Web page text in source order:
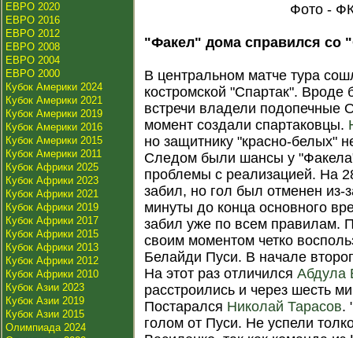
ЕВРО 2020
ЕВРО 2016
ЕВРО 2012
ЕВРО 2008
ЕВРО 2004
ЕВРО 2000
Кубок Америки 2024
Кубок Америки 2021
Кубок Америки 2019
Кубок Америки 2016
Кубок Америки 2015
Кубок Америки 2011
Кубок Африки 2025
Кубок Африки 2023
Кубок Африки 2021
Кубок Африки 2019
Кубок Африки 2017
Кубок Африки 2015
Кубок Африки 2013
Кубок Африки 2012
Кубок Африки 2010
Кубок Азии 2023
Кубок Азии 2019
Кубок Азии 2015
Олимпиада 2024
Фото -
"Факел" дома справился со
В центральном матче тура
костромской "Спартак".
встречи владели подопечные
момент создали спартаковцы.
но защитнику "красно-белых"
Следом были шансы у
проблемы с реализацией. На
забил, но гол был отменен из-
минуты до конца основного
забил уже по всем правилам.
своим моментом четко
Белайди Пуси. В начале
На этот раз отличилсяАбдула
расстроились и через шесть
Постарался Николай Тарасов.
голом от Пуси. Не успели